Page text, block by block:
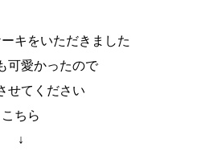
キをいただきました
可愛かったので
せてください
こちら
↓